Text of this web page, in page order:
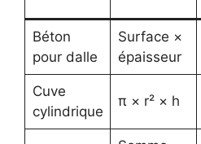
Béton
pour dalle
Surface ×
épaisseur
Cuve
cylindrique
π × r² × h